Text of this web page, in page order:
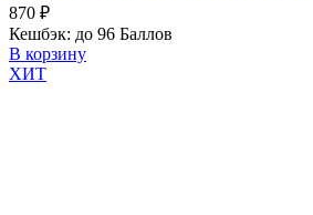
870 ₽
Кешбэк: до 96 Баллов
В корзину
ХИТ